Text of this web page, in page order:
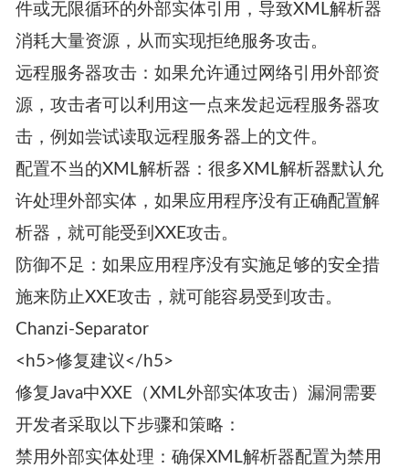
件或无限循环的外部实体引用，导致XML解析器
消耗大量资源，从而实现拒绝服务攻击。
远程服务器攻击：如果允许通过网络引用外部资
源，攻击者可以利用这一点来发起远程服务器攻
击，例如尝试读取远程服务器上的文件。
配置不当的XML解析器：很多XML解析器默认允
许处理外部实体，如果应用程序没有正确配置解
析器，就可能受到XXE攻击。
防御不足：如果应用程序没有实施足够的安全措
施来防止XXE攻击，就可能容易受到攻击。
Chanzi-Separator
<h5>修复建议</h5>
修复Java中XXE（XML外部实体攻击）漏洞需要
开发者采取以下步骤和策略：
禁用外部实体处理：确保XML解析器配置为禁用